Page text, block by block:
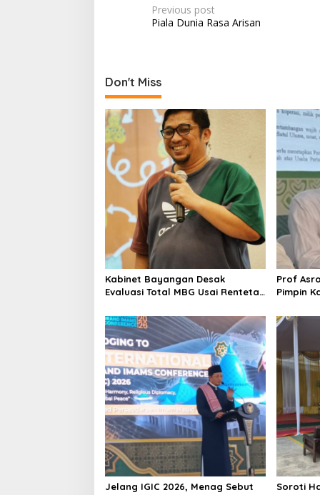
P
o
n
a
v
g
a
t
i
o
n
Previous post
Piala Dunia Rasa Arisan
Don't Miss
Kabinet Bayangan Desak
Evaluasi Total MBG Usai Rentetan
Prof
Pimpin
Jelang IGIC 2026, Menag Sebut
Soroti